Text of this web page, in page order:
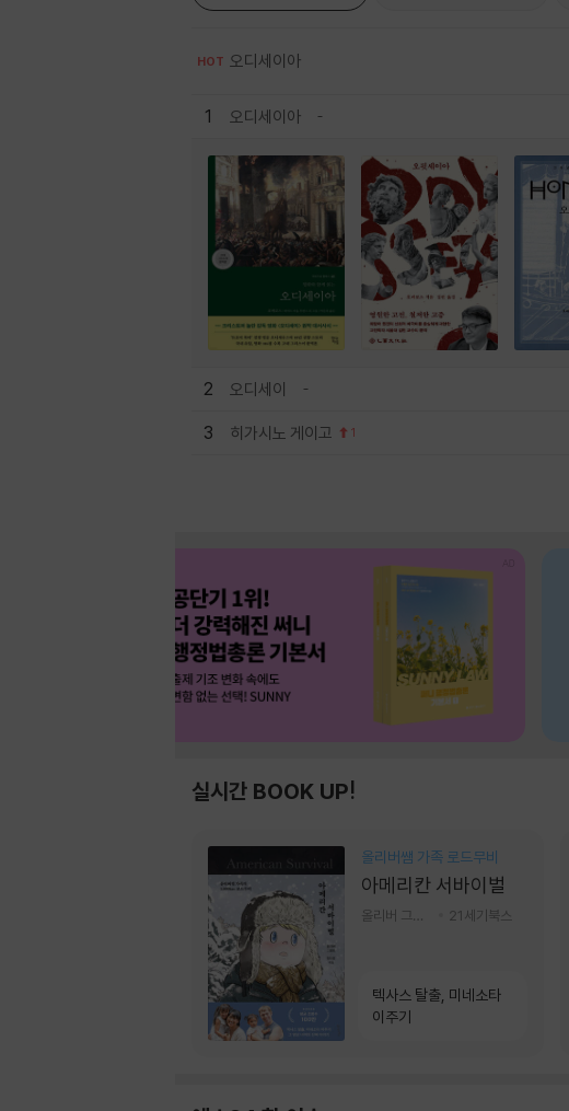
HOT 오디세이아
1 오디세이아
2 오디세이
3 히가시노 게이고 1
실시간 BOOK UP!
올리버쌤 가족 로드무비
아메리칸 서바이벌
21세기북스
텍사스 탈출, 미네소타
이주기